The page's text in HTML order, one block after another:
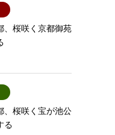
、桜咲く京都御苑
、桜咲く宝が池公
る